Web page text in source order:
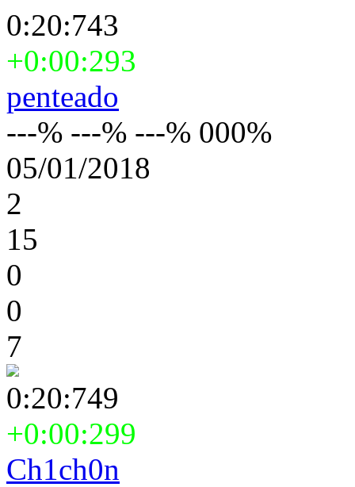
0:20:743
+0:00:293
penteado
---% ---% ---% 000%
05/01/2018
2
15
0
0
7
0:20:749
+0:00:299
Ch1ch0n